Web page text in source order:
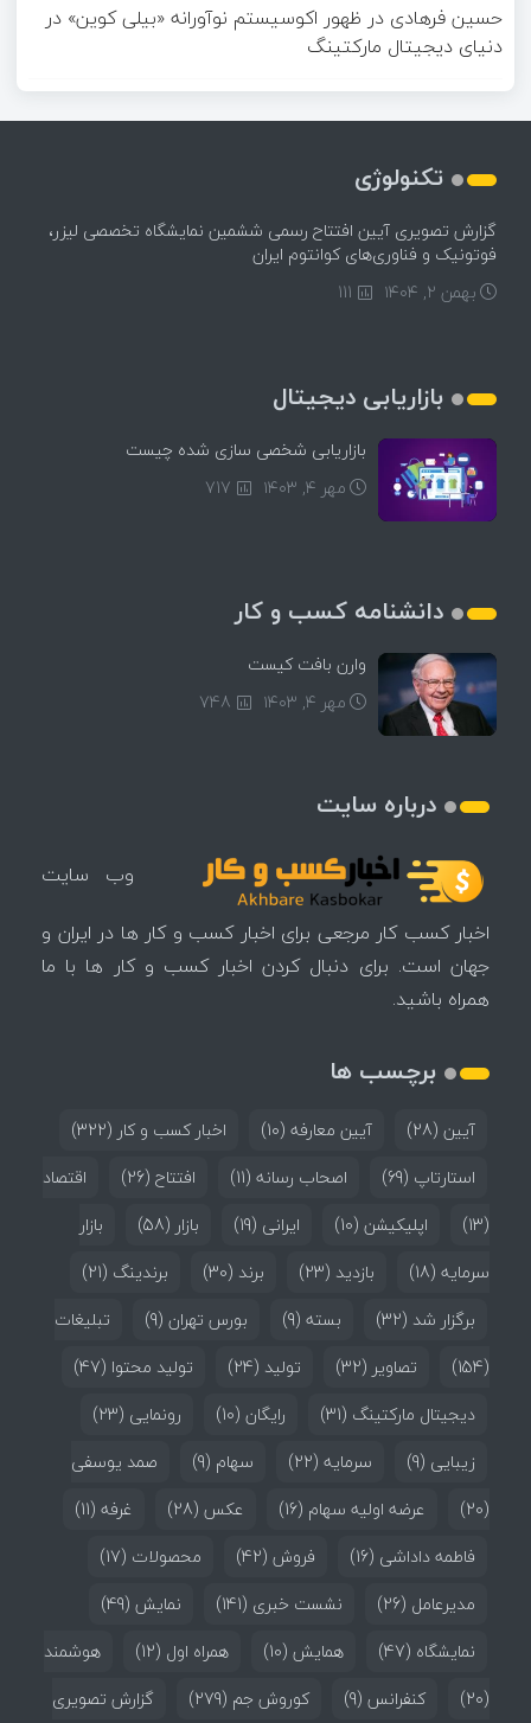
حسین فرهادی در ظهور اکوسیستم نوآورانه «بیلی کوین» در
دنیای دیجیتال مارکتینگ
تکنولوژی
گزارش تصویری آیین افتتاح رسمی ششمین نمایشگاه تخصصی لیزر،
فوتونیک و فناوری‌های کوانتوم ایران
بهمن ۲, ۱۴۰۴
111
بازاریابی دیجیتال
بازاریابی شخصی سازی شده چیست
مهر ۴, ۱۴۰۳
717
دانشنامه کسب و کار
وارن بافت کیست
مهر ۴, ۱۴۰۳
748
درباره سایت
وب سایت
اخبار کسب کار مرجعی برای اخبار کسب و کار ها در ایران و
جهان است. برای دنبال کردن اخبار کسب و کار ها با ما
همراه باشید.
برچسب ها
آیین (28) آیین معارفه (10) اخبار کسب و کار (322)
استارتاپ (69) اصحاب رسانه (11) افتتاح (26)
اقتصاد
(13)
اپلیکیشن (10) ایرانی (19) بازار (58)
بازار
سرمایه (18) بازدید (23) برند (30) برندینگ (21)
برگزار شد (32) بسته (9) بورس تهران (9)
تبلیغات
(154)
تصاویر (32) تولید (24) تولید محتوا (47)
دیجیتال مارکتینگ (31) رایگان (10) رونمایی (23)
زیبایی (9) سرمایه (22) سهام (9)
صمد یوسفی
(20)
عرضه اولیه سهام (16) عکس (28) غرفه (11)
فاطمه داداشی (16) فروش (42) محصولات (17)
مدیرعامل (26) نشست خبری (141) نمایش (49)
نمایشگاه (47) همایش (10) همراه اول (12)
هوشمند
(20)
کنفرانس (9) کوروش جم (279) گزارش تصویری